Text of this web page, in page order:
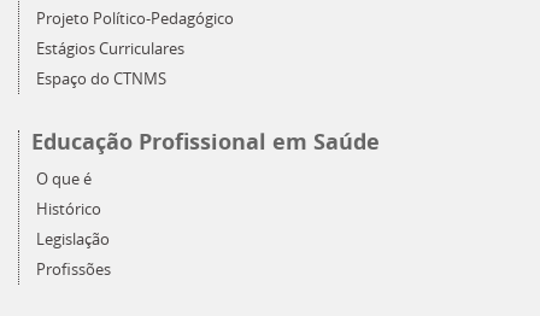
Projeto Político-Pedagógico
Estágios Curriculares
Espaço do CTNMS
Educação Profissional em Saúde
O que é
Histórico
Legislação
Profissões